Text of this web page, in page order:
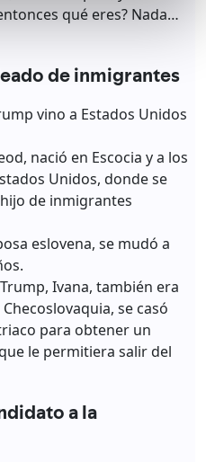
qué eres? Nada…
de inmigrantes
vino a Estados Unidos
nació en Escocia y a los
Unidos, donde se
de inmigrantes
eslovena, se mudó a
Ivana, también era
se casó
para obtener un
le permitiera salir del
a la